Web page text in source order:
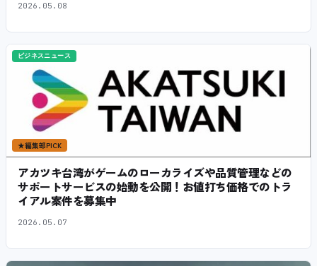
2026.05.08
ビジネスニュース
★編集部PICK
アカツキ台湾がゲームのローカライズや品質管理などの
サポートサービスの始動を公開！お値打ち価格でのトラ
イアル案件を募集中
2026.05.07